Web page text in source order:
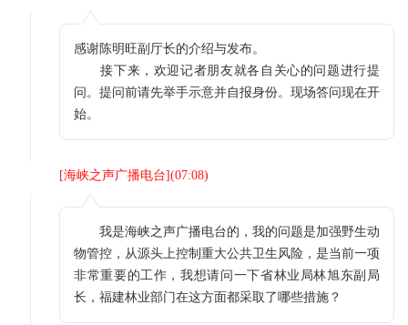
感谢陈明旺副厅长的介绍与发布。
接下来，欢迎记者朋友就各自关心的问题进行提
问。提问前请先举手示意并自报身份。现场答问现在开
始。
[海峡之声广播电台](07:08)
我是海峡之声广播电台的，我的问题是加强野生动
物管控，从源头上控制重大公共卫生风险，是当前一项
非常重要的工作，我想请问一下省林业局林旭东副局
长，福建林业部门在这方面都采取了哪些措施？